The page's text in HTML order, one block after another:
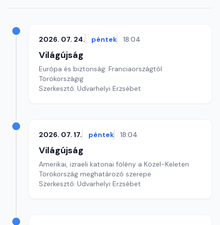
2026. 07. 24. péntek 18:04
Világújság
Európa és biztonság: Franciaországtól
Törökországig
Szerkesztő: Udvarhelyi Erzsébet
2026. 07. 17. péntek 18:04
Világújság
Amerikai, izraeli katonai fölény a Közel-Keleten
Törökország meghatározó szerepe
Szerkesztő: Udvarhelyi Erzsébet